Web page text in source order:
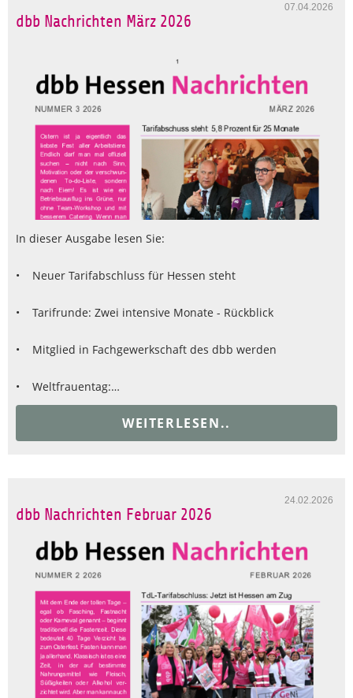
07.04.2026
dbb Nachrichten März 2026
In dieser Ausgabe lesen Sie:
• Neuer Tarifabschluss für Hessen steht
• Tarifrunde: Zwei intensive Monate - Rückblick
• Mitglied in Fachgewerkschaft des dbb werden
• Weltfrauentag:…
WEITERLESEN..
24.02.2026
dbb Nachrichten Februar 2026